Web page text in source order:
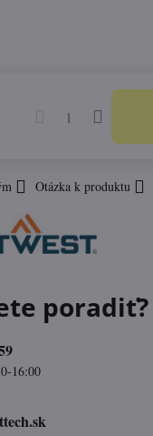
Otázka k produktu
poradiť?
16:00